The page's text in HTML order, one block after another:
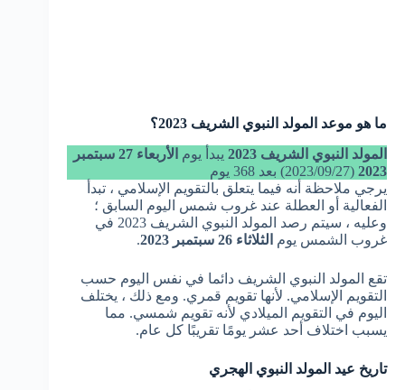
ما هو موعد المولد النبوي الشريف 2023؟
المولد النبوي الشريف 2023
يبدأ يوم
الأربعاء 27 سبتمبر
2023 (2023/09/27) بعد 368 يوم
يرجي ملاحظة أنه فيما يتعلق بالتقويم الإسلامي ، تبدأ
الفعالية أو العطلة عند غروب شمس اليوم السابق ؛
وعليه ، سيتم رصد المولد النبوي الشريف 2023 في
غروب الشمس يوم الثلاثاء 26 سبتمبر 2023 .
تقع المولد النبوي الشريف دائما في نفس اليوم حسب
التقويم الإسلامي. لأنها تقويم قمري. ومع ذلك ، يختلف
اليوم في التقويم الميلادي لأنه تقويم شمسي. مما
يسبب اختلاف أحد عشر يومًا تقريبًا كل عام.
تاريخ عيد المولد النبوي الهجري